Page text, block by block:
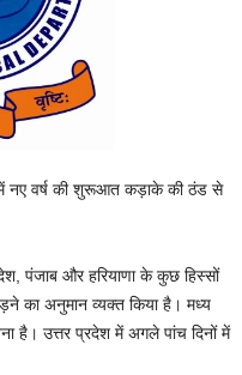
में नए वर्ष की शुरूआत कड़ाके की ठंड से
पंजाब और हरियाणा के कुछ हिस्सों
का अनुमान व्यक्त किया है। मध्य
है। उत्तर प्रदेश में अगले पांच दिनों में